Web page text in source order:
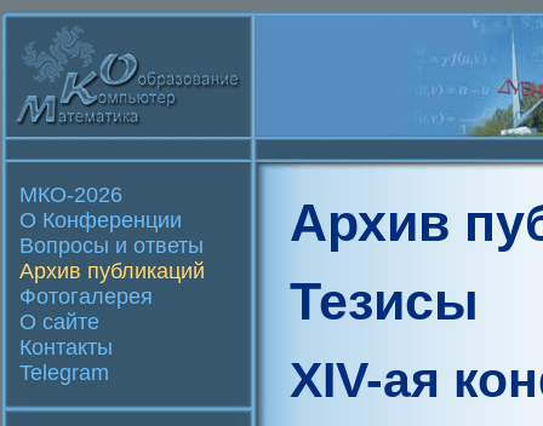
МКО-2026
О Конференции
Вопросы и ответы
Архив публикаций
Фотогалерея
О сайте
Контакты
Telegram
Архив
Тезисы
XIV-ая